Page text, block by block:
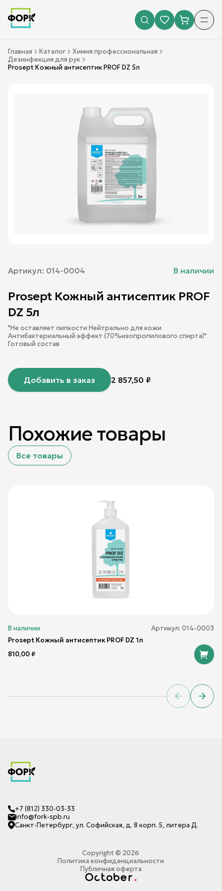
Главная Каталог
Химия профессиональная
Дезинфекция для рук
Prosept Кожный антисептик PROF DZ 5л
Артикул: 014-0004 В наличии
Prosept Кожный антисептик PROF
DZ 5л
"Не оставляет липкости Нейтрально для кожи
Антибактериальный эффект (70%изопропилового спирта)"
Готовый состав
Добавить в заказ 2 857,50 ₽
Похожие товары
Все товары
В наличии Артикул: 014-0003
Prosept Кожный антисептик PROF DZ 1л
810,00₽
Previous
Next
+7 (812) 330-03-33
info@fork-spb.ru
Санкт-Петербург, ул. Софийская, д. 8 корп. 5, литера Д.
Copyright © 2026
Политика конфиденциальности
Публичная оферта